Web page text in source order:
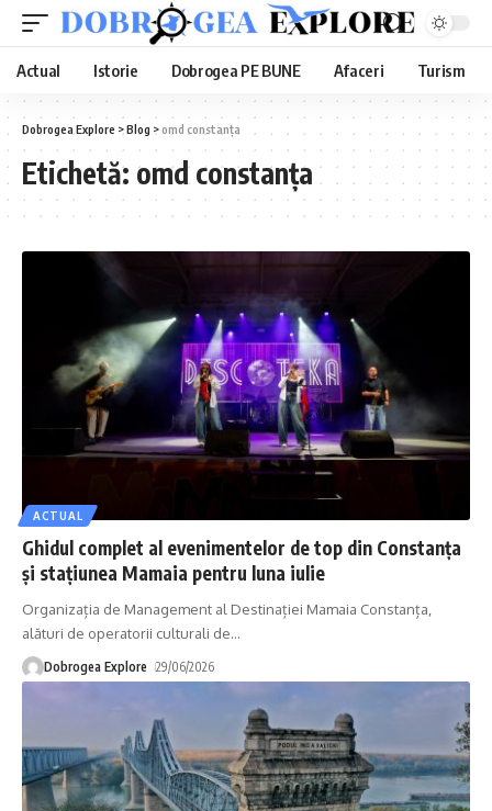
Actual Istorie Dobrogea PE BUNE Afaceri Turism
Dobrogea Explore >Blog > omd constanța
Etichetă: omd constanța
ACTUAL
Ghidul complet al evenimentelor de top din Constanța
și stațiunea Mamaia pentru luna iulie
Organizația de Management al Destinației Mamaia Constanța,
alături de operatorii culturali de…
Dobrogea Explore 29/06/2026